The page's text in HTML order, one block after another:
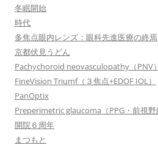
冬眠開始
時代
多焦点眼内レンズ：眼科先進医療の終焉
京都伏見うどん
Pachychoroid neovasculopathy（PNV）
FineVision Triumf（３焦点+EDOF IOL）
PanOptix
Preperimetric glaucoma（PPG・前視野
開院６周年
まつもと